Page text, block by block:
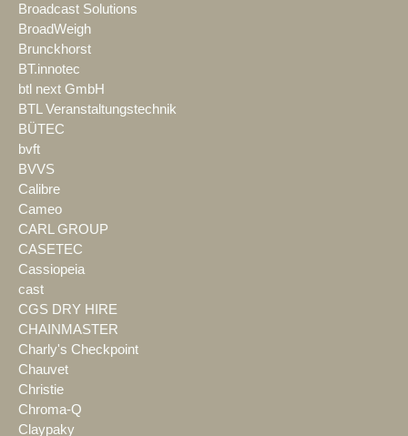
Broadcast Solutions
BroadWeigh
Brunckhorst
BT.innotec
btl next GmbH
BTL Veranstaltungstechnik
BÜTEC
bvft
BVVS
Calibre
Cameo
CARL GROUP
CASETEC
Cassiopeia
cast
CGS DRY HIRE
CHAINMASTER
Charly's Checkpoint
Chauvet
Christie
Chroma-Q
Claypaky